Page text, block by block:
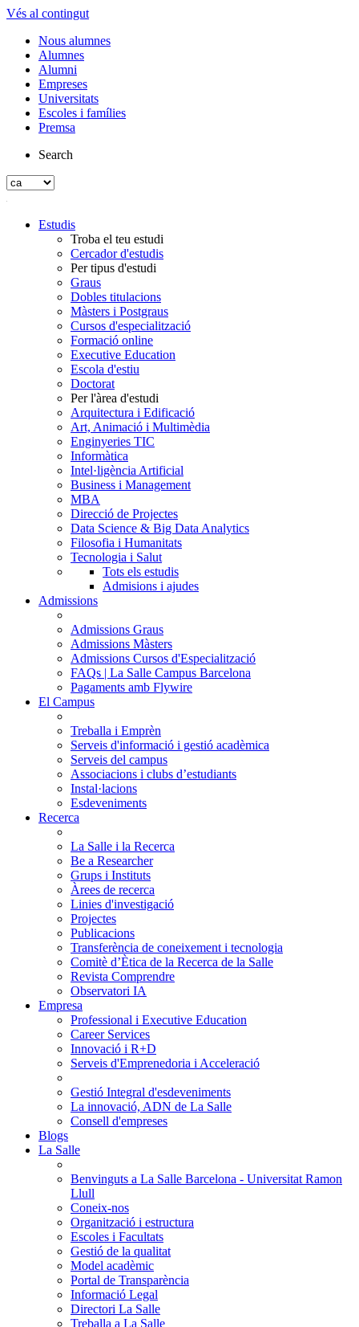
Vés al contingut
Nous alumnes
Alumnes
Alumni
Empreses
Universitats
Escoles i famílies
Premsa
Search
Estudis
Troba el teu estudi
Cercador d'estudis
Per tipus d'estudi
Graus
Dobles titulacions
Màsters i Postgraus
Cursos d'especialització
Formació online
Executive Education
Escola d'estiu
Doctorat
Per l'àrea d'estudi
Arquitectura i Edificació
Art, Animació i Multimèdia
Enginyeries TIC
Informàtica
Intel·ligència Artificial
Business i Management
MBA
Direcció de Projectes
Data Science & Big Data Analytics
Filosofia i Humanitats
Tecnologia i Salut
Tots els estudis
Admisions i ajudes
Admissions
Admissions Graus
Admissions Màsters
Admissions Cursos d'Especialització
FAQs | La Salle Campus Barcelona
Pagaments amb Flywire
El Campus
Treballa i Emprèn
Serveis d'informació i gestió acadèmica
Serveis del campus
Associacions i clubs d’estudiants
Instal·lacions
Esdeveniments
Recerca
La Salle i la Recerca
Be a Researcher
Grups i Instituts
Àrees de recerca
Linies d'investigació
Projectes
Publicacions
Transferència de coneixement i tecnologia
Comitè d’Ètica de la Recerca de la Salle
Revista Comprendre
Observatori IA
Empresa
Professional i Executive Education
Career Services
Innovació i R+D
Serveis d'Emprenedoria i Acceleració
Gestió Integral d'esdeveniments
La innovació, ADN de La Salle
Consell d'empreses
Blogs
La Salle
Benvinguts a La Salle Barcelona - Universitat Ramon
Llull
Coneix-nos
Organització i estructura
Escoles i Facultats
Gestió de la qualitat
Model acadèmic
Portal de Transparència
Informació Legal
Directori La Salle
Treballa a La Salle